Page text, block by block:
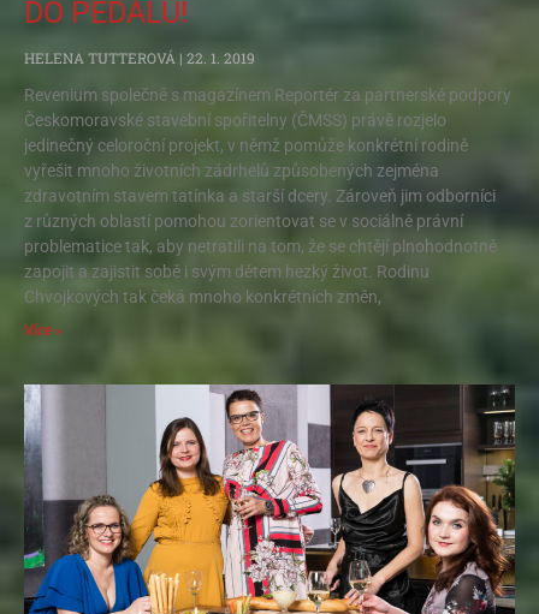
DO PEDÁLŮ!
HELENA TUTTEROVÁ
22. 1. 2019
Revenium společně s magazínem Reportér za partnerské podpory
Českomoravské stavební spořitelny (ČMSS) právě rozjelo
jedinečný celoroční projekt, v němž pomůže konkrétní rodině
vyřešit mnoho životních zádrhelů způsobených zejména
zdravotním stavem tatínka a starší dcery. Zároveň jim odborníci
z různých oblastí pomohou zorientovat se v sociálně právní
problematice tak, aby netratili na tom, že se chtějí plnohodnotně
zapojit a zajistit sobě i svým dětem hezký život. Rodinu
Chvojkových tak čeká mnoho konkrétních změn,
Více »